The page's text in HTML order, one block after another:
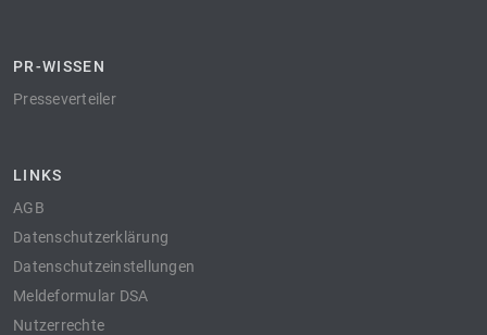
PR-WISSEN
Presseverteiler
LINKS
AGB
Datenschutzerklärung
Datenschutzeinstellungen
Meldeformular DSA
Nutzerrechte